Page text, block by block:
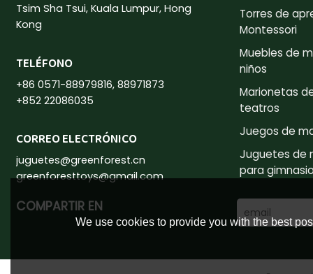
Tsim Sha Tsui, Kuala Lumpur, Hong
Kong
TELÉFONO
+86 0571-88979816, 88971873
+852 22086035
CORREO ELECTRÓNICO
juguetes@greenforest.cn
greenforesttoys@gmail.com
Torres de
Montessori
Muebles de
niños
Marionetas
teatros
Juegos de
Juguetes de
para
COMPARTIR EN
We use cookies to provide you with the best